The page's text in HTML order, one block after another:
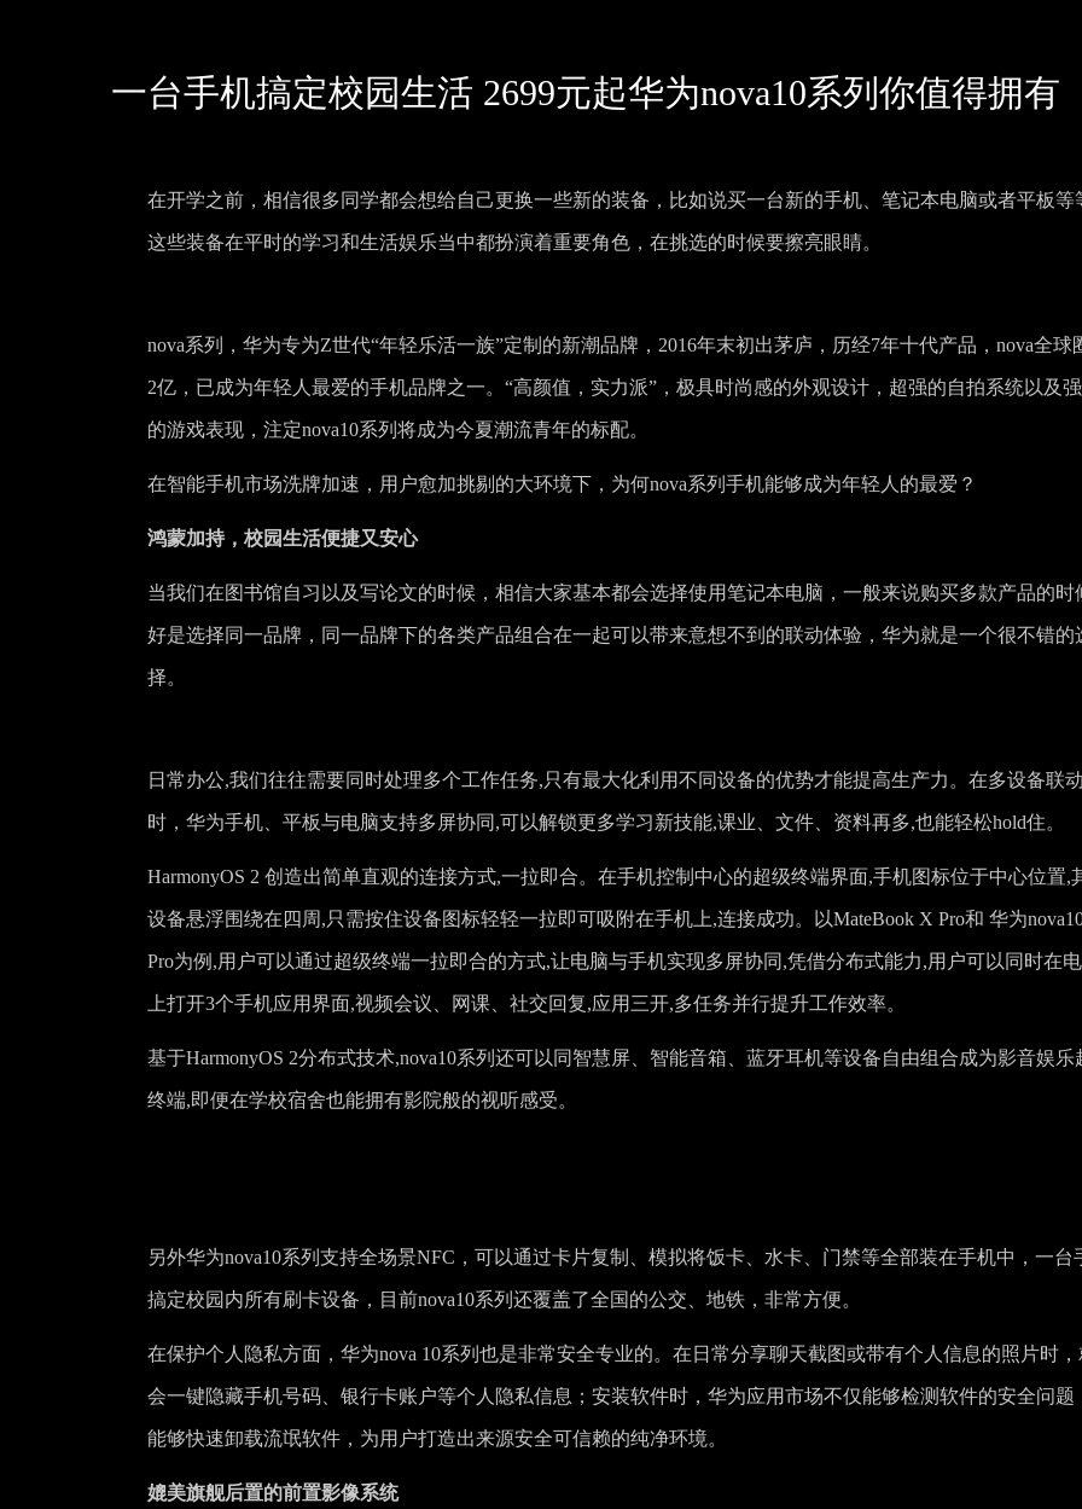
一台手机搞定校园生活 2699元起华为nova10系列你值得拥有
在开学之前，相信很多同学都会想给自己更换一些新的装备，比如说买一台新的手机、笔记本电脑或者平板等
这些装备在平时的学习和生活娱乐当中都扮演着重要角色，在挑选的时候要擦亮眼睛。
nova系列，华为专为Z世代“年轻乐活一族”定制的新潮品牌，2016年末初出茅庐，历经7年十代产品，nova全球
2亿，已成为年轻人最爱的手机品牌之一。“高颜值，实力派”，极具时尚感的外观设计，超强的自拍系统以及
的游戏表现，注定nova10系列将成为今夏潮流青年的标配。
在智能手机市场洗牌加速，用户愈加挑剔的大环境下，为何nova系列手机能够成为年轻人的最爱？
鸿蒙加持，校园生活便捷又安心
当我们在图书馆自习以及写论文的时候，相信大家基本都会选择使用笔记本电脑，一般来说购买多款产品的时
好是选择同一品牌，同一品牌下的各类产品组合在一起可以带来意想不到的联动体验，华为就是一个很不错的
择。
日常办公,我们往往需要同时处理多个工作任务,只有最大化利用不同设备的优势才能提高生产力。在多设备联动
时，华为手机、平板与电脑支持多屏协同,可以解锁更多学习新技能,课业、文件、资料再多,也能轻松hold住。
HarmonyOS 2 创造出简单直观的连接方式,一拉即合。在手机控制中心的超级终端界面,手机图标位于中心位置,
设备悬浮围绕在四周,只需按住设备图标轻轻一拉即可吸附在手机上,连接成功。以MateBook X Pro和 华为
Pro为例,用户可以通过超级终端一拉即合的方式,让电脑与手机实现多屏协同,凭借分布式能力,用户可以同时在
上打开3个手机应用界面,视频会议、网课、社交回复,应用三开,多任务并行提升工作效率。
基于HarmonyOS 2分布式技术,nova10系列还可以同智慧屏、智能音箱、蓝牙耳机等设备自由组合成为影音娱乐
终端,即便在学校宿舍也能拥有影院般的视听感受。
另外华为nova10系列支持全场景NFC，可以通过卡片复制、模拟将饭卡、水卡、门禁等全部装在手机中，一台
搞定校园内所有刷卡设备，目前nova10系列还覆盖了全国的公交、地铁，非常方便。
在保护个人隐私方面，华为nova 10系列也是非常安全专业的。在日常分享聊天截图或带有个人信息的照片时，
会一键隐藏手机号码、银行卡账户等个人隐私信息；安装软件时，华为应用市场不仅能够检测软件的安全问题
能够快速卸载流氓软件，为用户打造出来源安全可信赖的纯净环境。
媲美旗舰后置的前置影像系统